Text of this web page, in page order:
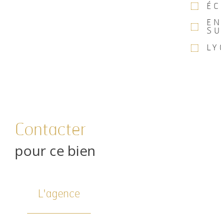
Contacter
pour ce bien
L'agence